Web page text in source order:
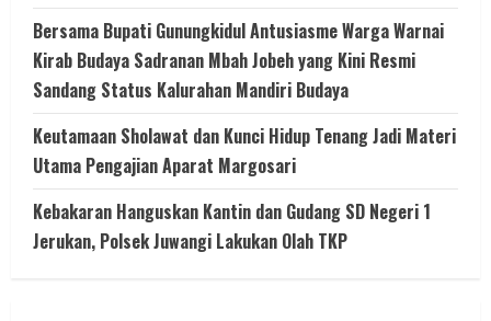
Bersama Bupati Gunungkidul Antusiasme Warga Warnai
Kirab Budaya Sadranan Mbah Jobeh yang Kini Resmi
Sandang Status Kalurahan Mandiri Budaya
Keutamaan Sholawat dan Kunci Hidup Tenang Jadi Materi
Utama Pengajian Aparat Margosari
Kebakaran Hanguskan Kantin dan Gudang SD Negeri 1
Jerukan, Polsek Juwangi Lakukan Olah TKP